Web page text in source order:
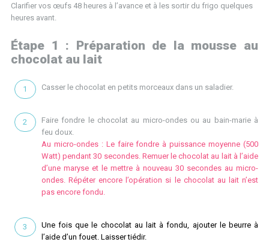
Clarifier vos œufs 48 heures à l’avance et à les sortir du frigo quelques
heures avant.
Étape 1 : Préparation de la mousse au
chocolat au lait
Casser le chocolat en petits morceaux dans un saladier.
Faire fondre le chocolat au micro-ondes ou au bain-marie à
feu doux.
Au micro-ondes : Le faire fondre à puissance moyenne (500
Watt) pendant 30 secondes. Remuer le chocolat au lait à l’aide
d’une maryse et le mettre à nouveau 30 secondes au micro-
ondes. Répéter encore l’opération si le chocolat au lait n’est
pas encore fondu.
Une fois que le chocolat au lait à fondu, ajouter le beurre à
l’aide d’un fouet. Laisser tiédir.